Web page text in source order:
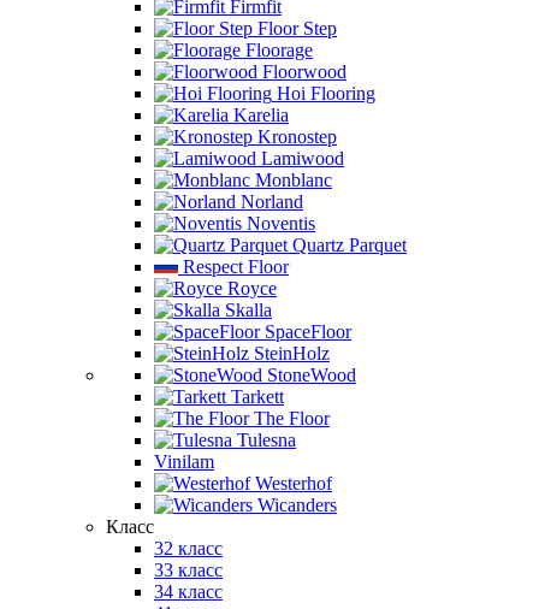
Firmfit
Floor Step
Floorage
Floorwood
Hoi Flooring
Karelia
Kronostep
Lamiwood
Monblanc
Norland
Noventis
Quartz Parquet
Respect Floor
Royce
Skalla
SpaceFloor
SteinHolz
StoneWood
Tarkett
The Floor
Tulesna
Vinilam
Westerhof
Wicanders
Класс
32 класс
33 класс
34 класс